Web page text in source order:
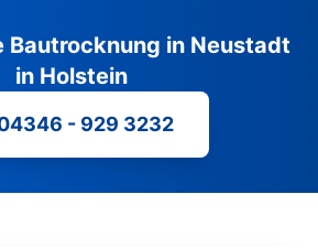
Bautrocknung in Neustadt
in Holstein
- 929 3232